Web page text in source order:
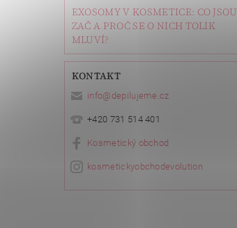
EXOSOMY V KOSMETICE: CO JSOU
ZAČ A PROČ SE O NICH TOLIK
MLUVÍ?
KONTAKT
info@ depilujeme.cz
+420 731 514 401
Kosmetický obchod
kosmetickyobchodevolution